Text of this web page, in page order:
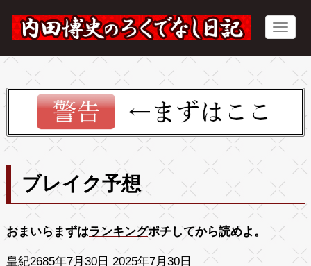
ブレイク予想
おまいらまずはランキングポチしてから読めよ。
皇紀2685年7月30日 2025年7月30日